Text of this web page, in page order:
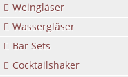
Weingläser
Wassergläser
Bar Sets
Cocktailshaker